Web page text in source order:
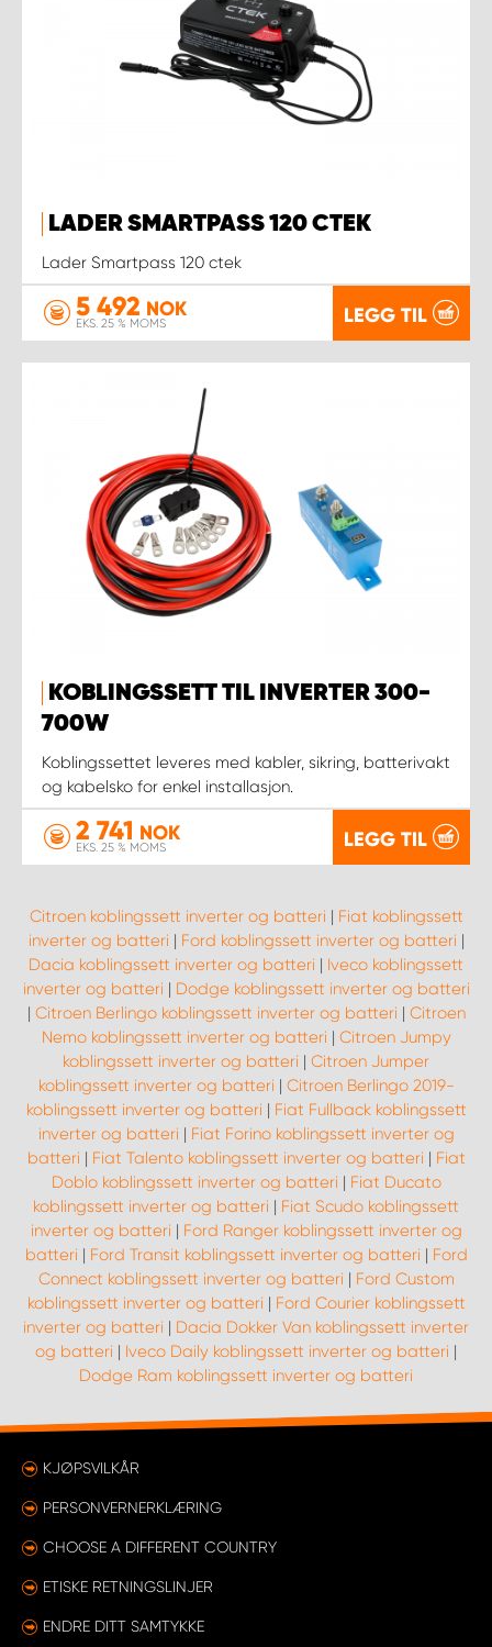
LADER SMARTPASS 120 CTEK
Lader Smartpass 120 ctek
5 492 NOK
EKS. 25 % MOMS LEGG TIL
KOBLINGSSETT TIL INVERTER 300-
700W
Koblingssettet leveres med kabler, sikring, batterivakt
og kabelsko for enkel installasjon.
2 741 NOK
EKS. 25 % MOMS LEGG TIL
Citroen koblingssett inverter og batteri | Fiat koblingssett
inverter og batteri | Ford koblingssett inverter og batteri |
Dacia koblingssett inverter og batteri | Iveco koblingssett
inverter og batteri | Dodge koblingssett inverter og batteri
| Citroen Berlingo koblingssett inverter og batteri | Citroen
Nemo koblingssett inverter og batteri | Citroen Jumpy
koblingssett inverter og batteri | Citroen Jumper
koblingssett inverter og batteri | Citroen Berlingo 2019-
koblingssett inverter og batteri | Fiat Fullback koblingssett
inverter og batteri | Fiat Forino koblingssett inverter og
batteri | Fiat Talento koblingssett inverter og batteri | Fiat
Doblo koblingssett inverter og batteri | Fiat Ducato
koblingssett inverter og batteri | Fiat Scudo koblingssett
inverter og batteri | Ford Ranger koblingssett inverter og
batteri | Ford Transit koblingssett inverter og batteri | Ford
Connect koblingssett inverter og batteri | Ford Custom
koblingssett inverter og batteri | Ford Courier koblingssett
inverter og batteri | Dacia Dokker Van koblingssett inverter
og batteri | Iveco Daily koblingssett inverter og batteri |
Dodge Ram koblingssett inverter og batteri
KJØPSVILKÅR
PERSONVERNERKLÆRING
CHOOSE A DIFFERENT COUNTRY
ETISKE RETNINGSLINJER
ENDRE DITT SAMTYKKE